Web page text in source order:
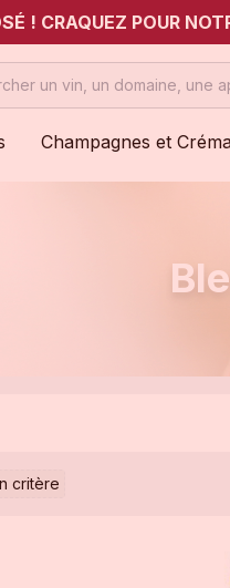
! CRAQUEZ POUR
Champagnes et
critère